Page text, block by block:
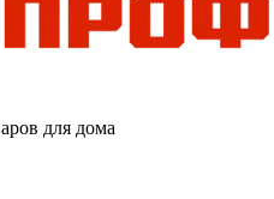
для дома